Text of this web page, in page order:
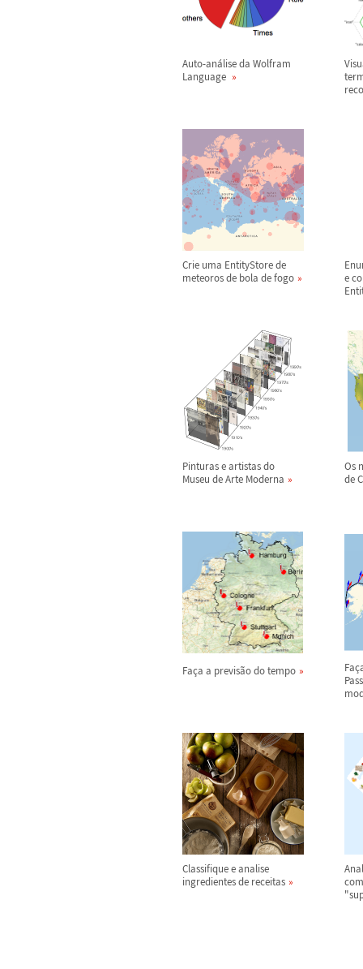
Auto-análise da Wolfram
Language
Crie uma EntityStore de
meteoros de bola de fogo
e
Pinturas e artistas do
Museu de Arte Moderna
Os n
de
Faça a previsão do tempo Faç
Classifique e analise
ingredientes de receitas